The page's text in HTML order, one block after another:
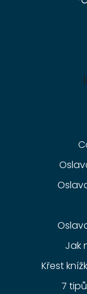
Jak
Křest
7